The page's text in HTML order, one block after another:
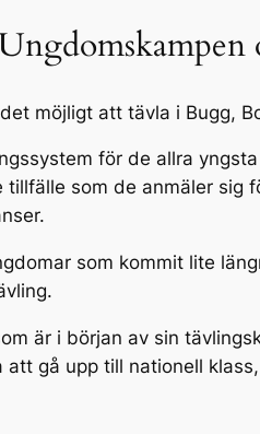
möjligt att tävla i Bugg,
för de allra
tillfälle som de anmäler
som kommit lite
är i början av sin
att gå upp till nationell